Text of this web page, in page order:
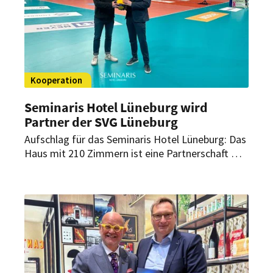
Kooperation
Seminaris Hotel Lüneburg wird
Partner der SVG Lüneburg
Aufschlag für das Seminaris Hotel Lüneburg: Das
Haus mit 210 Zimmern ist eine Partnerschaft mit
gemeinsame Veranstaltungen zu gestalten und
Fans, Gäste und Partner näher
zusammenzubringen.